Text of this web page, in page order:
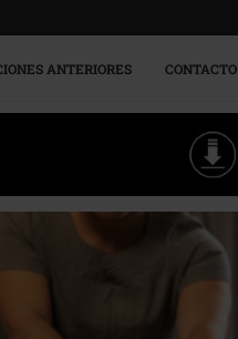
ANTERIORES CONTACTO